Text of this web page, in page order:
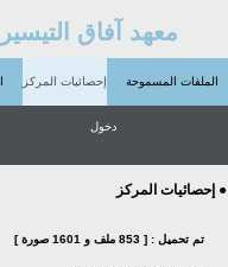
معهد آفاق التيسير
الملفات المسموحة إحصائيات المركز
دخول
● إحصائيات المركز
تم تحميل : [ 853 ملف و 1601 صورة ]